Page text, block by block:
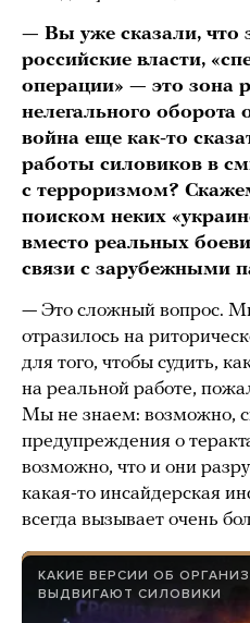
— Вы уже сказали, что
российские власти,
операции» — это зона
нелегального
война еще как-то
работы силовиков в
с терроризмом?
поиском неких
вместо реальных
связи с зарубежными
— Это сложный вопрос.
отразилось на
для того, чтобы судить,
на реальной работе,
Мы не знаем: возможно,
предупреждения о
возможно, что и они
какая-то инсайдерская
всегда вызывает очень
КАКИЕ ВЕРСИИ ОБ
ВЫДВИГАЮТ СИЛОВИКИ